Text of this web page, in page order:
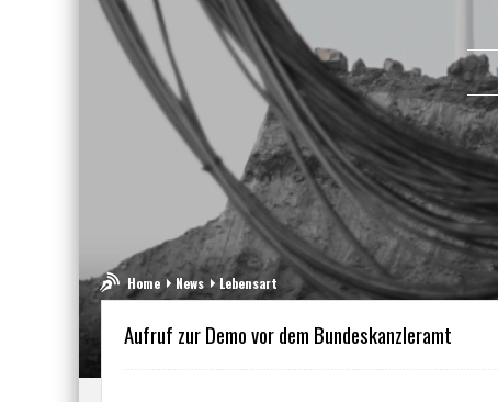
Home News Lebensart
Aufruf zur Demo vor dem Bundeskanzleramt